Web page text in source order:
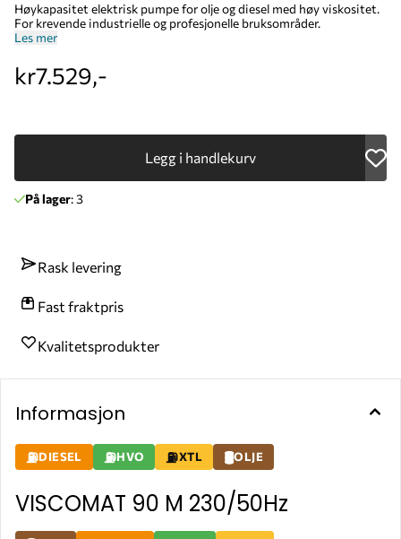
Høykapasitet elektrisk pumpe for olje og diesel med høy viskositet.
For krevende industrielle og profesjonelle bruksområder.
Les mer
kr7.529,-
Legg i handlekurv
På lager: 3
Rask levering
Fast fraktpris
Kvalitetsprodukter
Informasjon
DIESEL HVO XTL OLJE
VISCOMAT 90 M 230/50Hz